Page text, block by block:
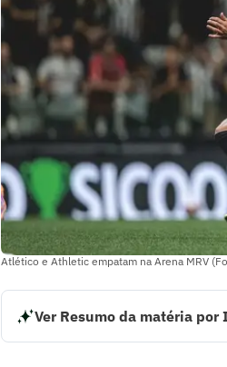
Atlético e Athletic empatam na Arena MRV
Ver Resumo da matéria por